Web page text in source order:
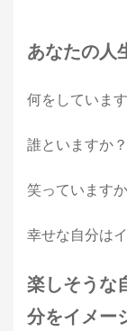
あなたの人
何をしていま
誰といますか？
笑っています
幸せな自分は
楽しそうな
分をイメー